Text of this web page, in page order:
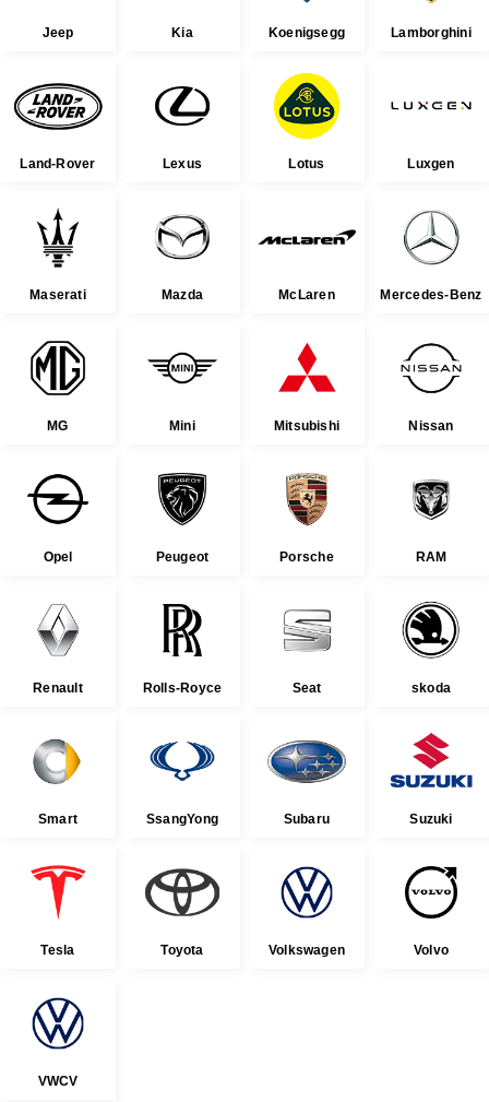
Jeep Kia Koenigsegg Lamborghini
Land-Rover Lexus Lotus Luxgen
Maserati Mazda McLaren Mercedes-Benz
MG Mini Mitsubishi Nissan
Opel Peugeot Porsche RAM
Renault Rolls-Royce Seat skoda
Smart SsangYong Subaru Suzuki
Tesla Toyota Volkswagen Volvo
VWCV